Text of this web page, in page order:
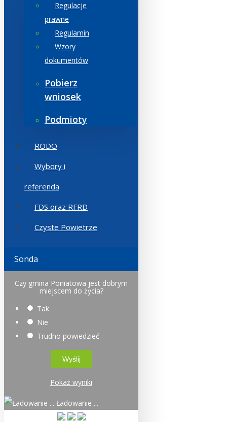
Regulacje
prawne
Regulamin
Wzory
dokumentów
Pobierz
wniosek
Podmioty
RODO
Wybory i
referenda
FDS oraz RFRD
Czyste Powietrze
Sonda
Czy gmina Poniatowa jest dobrym
miejscem do życia?
Tak
Nie
Trudno powiedzieć
Pokaż wyniki
Ładowanie ...